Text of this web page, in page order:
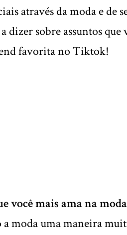
através da moda e de
dizer sobre assuntos que
favorita no Tiktok!
você mais ama na
a moda uma maneira